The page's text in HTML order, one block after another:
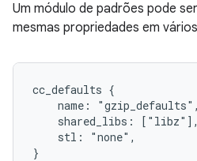
Um módulo de padrões pode
mesmas propriedades em
cc_defaults {
    name: "gzip_defaults",
    shared_libs: ["libz"],
    stl: "none",
}